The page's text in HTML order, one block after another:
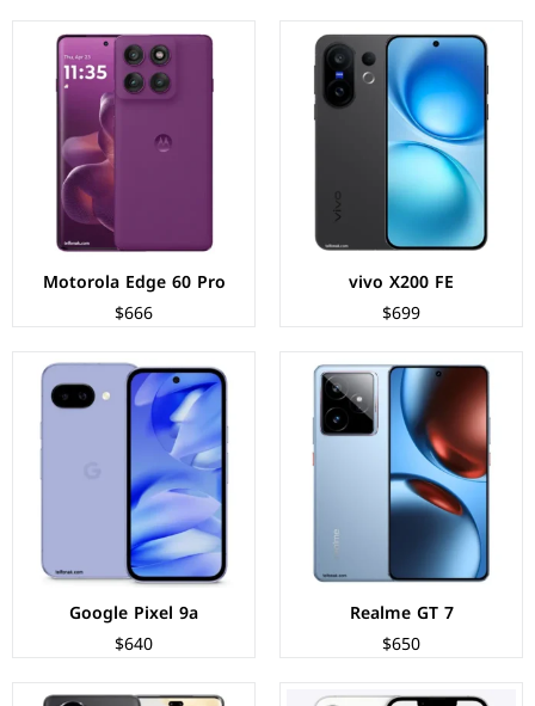
vivo X200 FE
$699
Motorola Edge 60 Pro
$666
Realme GT 7
$650
الشاشة:LTPO AMOLED بحجم 6.78 بوصة بدقة 1264p
المعالج:Mediatek Dimensity 9400e
الكاميرات:خلفية 50+50+8 م.ب/ امامية 32 م.ب
الذاكرة+الرام:256/512 + 12 جيجابايت
نظام التشغيل:
البطارية:7000 ملي امبير - 120 واط
عرض المواصفات ←
Google Pixel 9a
$640
المعالج:
الذاكرة+الرام:
الشاشة:
المعالج:
الكاميرات:خلفية 48 م.ب/ أمامية 12 م.ب
الذاكرة+الرام:128/256/512 + 8 جيجابايت
نظام التشغيل:iOS 18
البطارية:4005 مللي أمبير - 20 واط
عرض المواصفات ←
الشاشة:OLED بحجم 6.78 بوصة بدقة 1224p
المعالج: Qualcomm Snapdragon 8s Gen 3
الكاميرات:خلفية 50+50+12 م.ب/ امامية 50+2 م.ب
الذاكرة+الرام:512 + 12 جيجابايت
نظام التشغيل:Android 14
البطارية:5200 مللي امبير - 100 واط
عرض المواصفات ←